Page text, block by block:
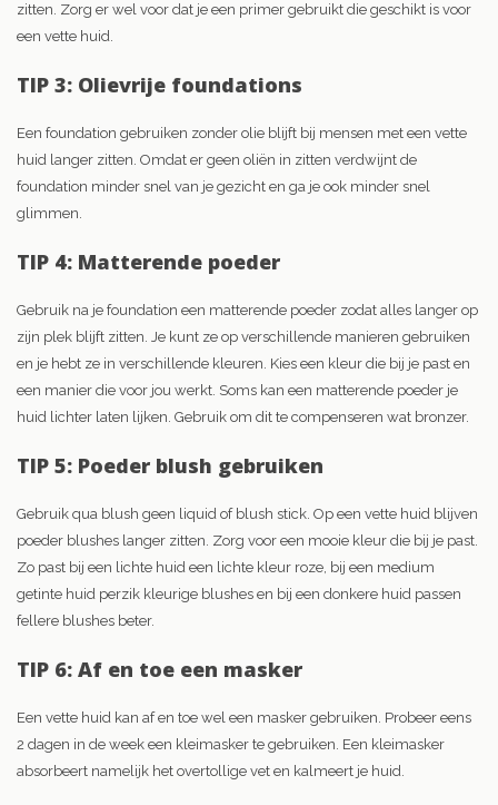
zitten. Zorg er wel voor dat je een primer gebruikt die geschikt is voor
een vette huid.
TIP 3: Olievrije foundations
Een foundation gebruiken zonder olie blijft bij mensen met een vette
huid langer zitten. Omdat er geen oliën in zitten verdwijnt de
foundation minder snel van je gezicht en ga je ook minder snel
glimmen.
TIP 4: Matterende poeder
Gebruik na je foundation een matterende poeder zodat alles langer op
zijn plek blijft zitten. Je kunt ze op verschillende manieren gebruiken
en je hebt ze in verschillende kleuren. Kies een kleur die bij je past en
een manier die voor jou werkt. Soms kan een matterende poeder je
huid lichter laten lijken. Gebruik om dit te compenseren wat bronzer.
TIP 5: Poeder blush gebruiken
Gebruik qua blush geen liquid of blush stick. Op een vette huid blijven
poeder blushes langer zitten. Zorg voor een mooie kleur die bij je past.
Zo past bij een lichte huid een lichte kleur roze, bij een medium
getinte huid perzik kleurige blushes en bij een donkere huid passen
fellere blushes beter.
TIP 6: Af en toe een masker
Een vette huid kan af en toe wel een masker gebruiken. Probeer eens
2 dagen in de week een kleimasker te gebruiken. Een kleimasker
absorbeert namelijk het overtollige vet en kalmeert je huid.